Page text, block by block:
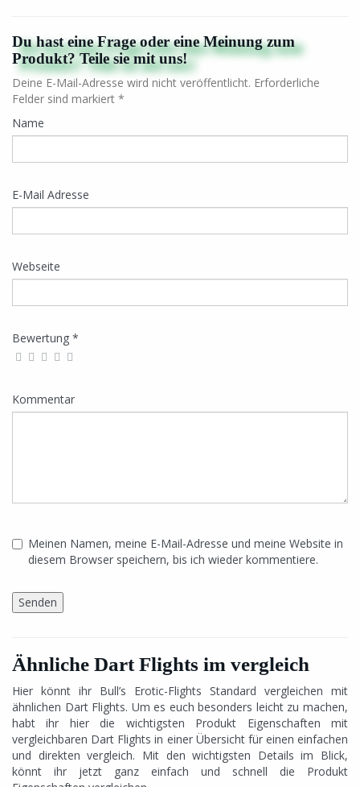
Du hast eine Frage oder eine Meinung zum
Produkt? Teile sie mit uns!
Deine E-Mail-Adresse wird nicht veröffentlicht. Erforderliche
Felder sind markiert *
Name
E-Mail Adresse
Webseite
Bewertung *
Kommentar
Meinen Namen, meine E-Mail-Adresse und meine Website in
diesem Browser speichern, bis ich wieder kommentiere.
Ähnliche Dart Flights im vergleich
Hier könnt ihr Bull’s Erotic-Flights Standard vergleichen mit
ähnlichen Dart Flights. Um es euch besonders leicht zu machen,
habt ihr hier die wichtigsten Produkt Eigenschaften mit
vergleichbaren Dart Flights in einer Übersicht für einen einfachen
und direkten vergleich. Mit den wichtigsten Details im Blick,
könnt ihr jetzt ganz einfach und schnell die Produkt